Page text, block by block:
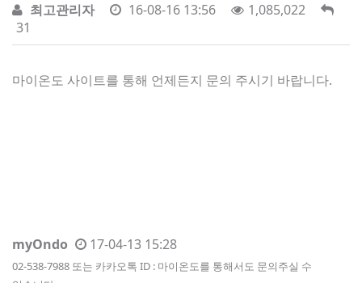
최고관리자 16-08-16 13:56
1,085,022
31
마이온도 사이트를 통해 언제든지 문의 주시기 바랍니다.
myOndo 17-04-13 15:28
02-538-7988 또는 카카오톡 ID : 마이온도를 통해서도 문의주실 수